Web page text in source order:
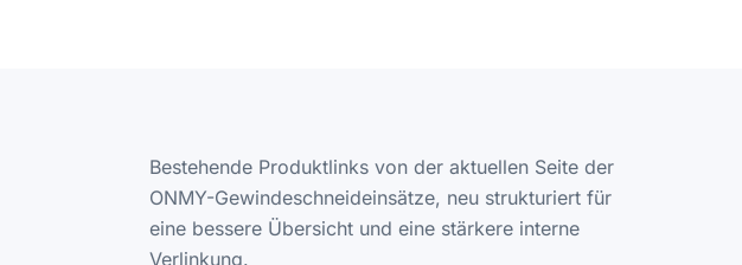
Bestehende Produktlinks von der aktuellen Seite der
ONMY-Gewindeschneideinsätze, neu strukturiert für
eine bessere Übersicht und eine stärkere interne
Verlinkung.